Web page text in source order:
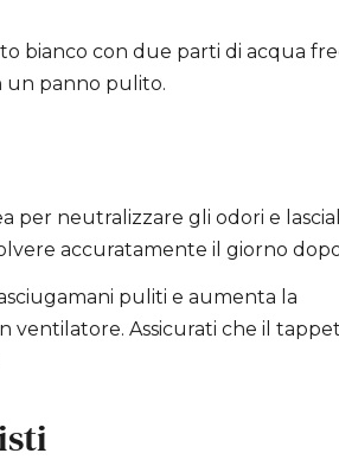
bianco con due parti di acqua
un panno pulito.
per neutralizzare gli odori e
accuratamente il giorno
puliti e aumenta la
Assicurati che il